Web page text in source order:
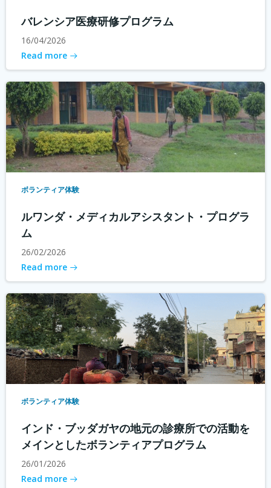
バレンシア医療研修プログラム
16/04/2026
Read more
ボランティア体験
ルワンダ・メディカルアシスタント・プログラ
ム
26/02/2026
Read more
ボランティア体験
インド・ブッダガヤの地元の診療所での活動を
メインとしたボランティアプログラム
26/01/2026
Read more